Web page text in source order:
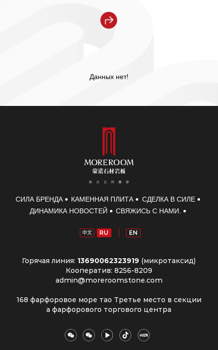
Nanotech Polished
Данных нет!
СИЛА БРЕНДА КАМЕННАЯ ПЛИТА
СДЕЛКА В СИЛЕ
ДИНАМИКА НОВОСТЕЙ
СВЯЖИСЬ С НАМИ.
中文 RU EN
Горячая линия: 13690062323919 (микротаксид)
Кооператив: 8256-8209
admin@moreroomstone.com
168 фарфоровое море тао Третье место в секции
а фарфорового торгового центра